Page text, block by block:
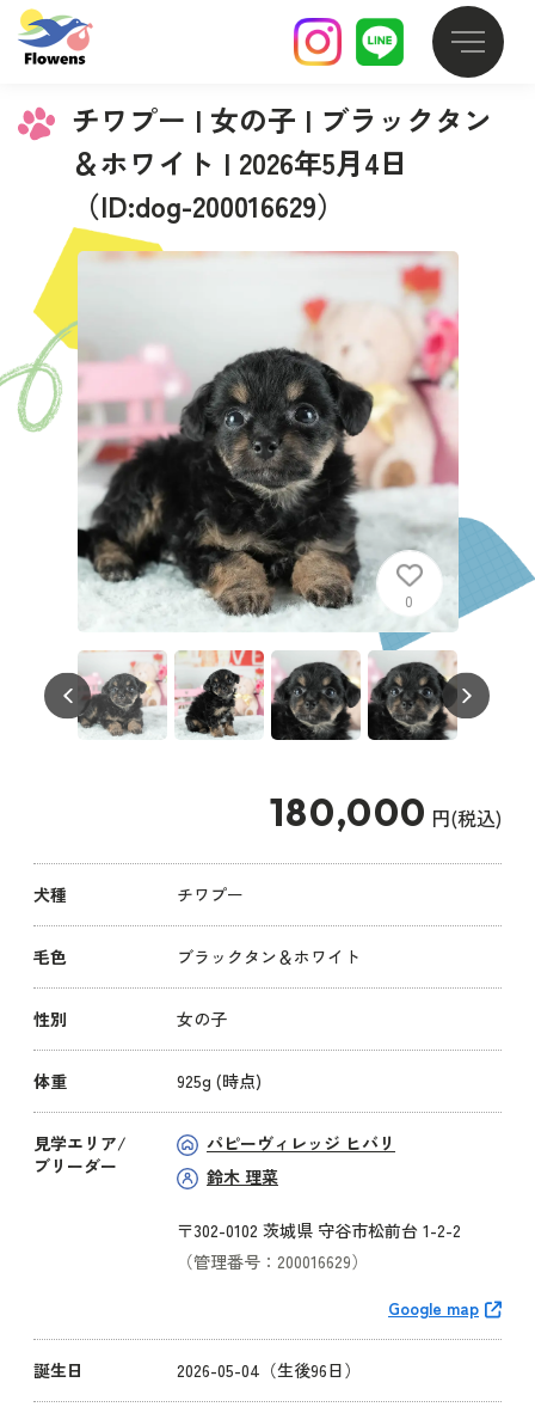
チワプー | 女の子 | ブラックタン
＆ホワイト | 2026年5月4日
（ID:dog-200016629）
0
犬種 チワプー
毛色 ブラックタン＆ホワイト
性別 女の子
体重 925g (時点)
見学エリア/
ブリーダー
パピーヴィレッジ ヒバリ
鈴木 理菜
〒302-0102 茨城県 守谷市松前台 1-2-2
（管理番号：200016629）
Google map
誕生日 2026-05-04（生後96日）
180,000 円(税込)